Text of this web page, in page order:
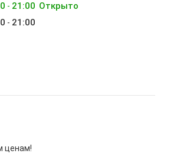
- 21:00 Открыто
- 21:00
ценам!